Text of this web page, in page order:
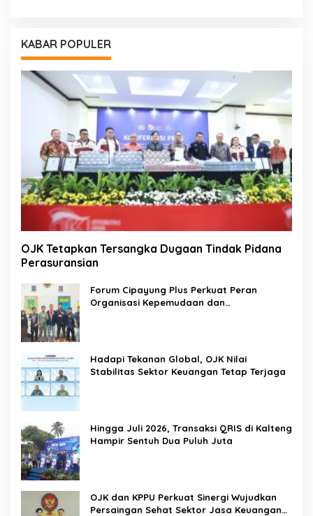
KABAR POPULER
OJK Tetapkan Tersangka Dugaan Tindak Pidana
Perasuransian
Forum Cipayung Plus Perkuat Peran
Organisasi Kepemudaan dan
Hadapi Tekanan Global, OJK Nilai
Stabilitas Sektor Keuangan Tetap Terjaga
Hingga Juli 2026, Transaksi QRIS di Kalteng
Hampir Sentuh Dua Puluh Juta
OJK dan KPPU Perkuat Sinergi Wujudkan
Persaingan Sehat Sektor Jasa Keuangan